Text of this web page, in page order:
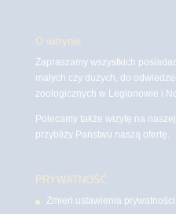
O witrynie
Zapraszamy wszystkich
małych czy dużych, do
zoologicznych w Legionowie i
Polecamy także wizytę na
przybliży Państwu naszą ofertę.
PRYWATNOŚĆ
Zmień ustawienia prywatności